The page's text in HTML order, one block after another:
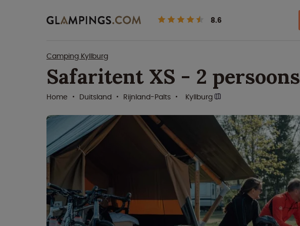
8.6
Camping Kyllburg
Safaritent XS - 2 persoons
Home
Duitsland Rijnland-Palts Kyllburg